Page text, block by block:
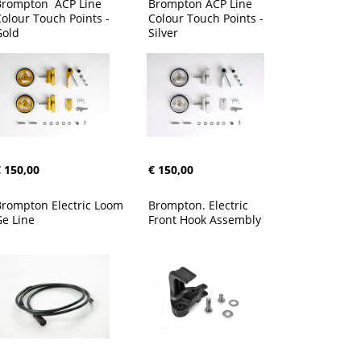
ACP Line
Touch Points -
150,00
Brompton ACP Line
Colour Touch Points -
Silver
€ 150,00
Electric Loom
Line
Brompton. Electric
Front Hook Assembly